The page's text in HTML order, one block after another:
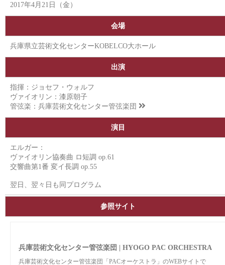
2017年4月21日（金）
会場
兵庫県立芸術文化センターKOBELCO大ホール
出演
指揮：ジョセフ・ウォルフ
ヴァイオリン：漆原朝子
管弦楽： 兵庫芸術文化センター管弦楽団
演目
エルガー：
ヴァイオリン協奏曲 ロ短調 op.61
交響曲第1番 変イ長調 op.55
翌日、翌々日も同プログラム
参照サイト
兵庫芸術文化センター管弦楽団 | HYOGO PAC ORCHESTRA
兵庫芸術文化センター管弦楽団「PACオーケストラ」のWEBサイトで